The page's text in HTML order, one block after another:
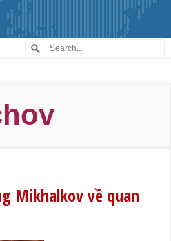
Mikhalkov về quan